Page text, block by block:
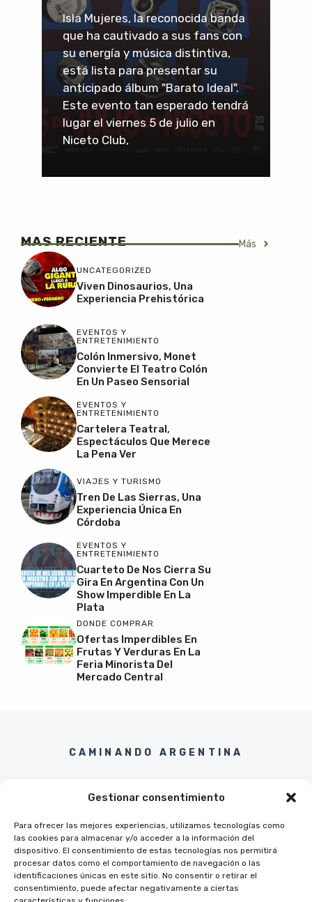
Gestionar consentimiento
Para ofrecer las mejores experiencias, utilizamos tecnologías como
las cookies para almacenar y/o acceder a la información del
dispositivo. El consentimiento de estas tecnologías nos permitirá
procesar datos como el comportamiento de navegación o las
identificaciones únicas en este sitio. No consentir o retirar el
consentimiento, puede afectar negativamente a ciertas
Isla Mujeres, la reconocida banda
que ha cautivado a sus fans con
su energía y música distintiva,
está lista para presentar su
anticipado álbum "Barato Ideal".
Este evento tan esperado tendrá
lugar el viernes 5 de julio en
Niceto Club,
MAS RECIENTE Más
UNCATEGORIZED
Viven Dinosaurios, Una
Experiencia Prehistórica
EVENTOS Y
ENTRETENIMIENTO
Colón Inmersivo, Monet
Convierte El Teatro Colón
En Un Paseo Sensorial
EVENTOS Y
ENTRETENIMIENTO
Cartelera Teatral,
Espectáculos Que Merece
La Pena Ver
VIAJES Y TURISMO
Tren De Las Sierras, Una
Experiencia Única En
Córdoba
EVENTOS Y
ENTRETENIMIENTO
Cuarteto De Nos Cierra Su
Gira En Argentina Con Un
Show Imperdible En La
Plata
DONDE COMPRAR
Ofertas Imperdibles En
Frutas Y Verduras En La
Feria Minorista Del
Mercado Central
CAMINANDO ARGENTINA
Twitter
Instagram
Pinterest
Facebook